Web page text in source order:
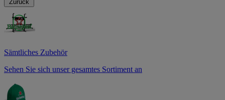
Zurück
Sämtliches Zubehör
Sehen Sie sich unser gesamtes Sortiment an